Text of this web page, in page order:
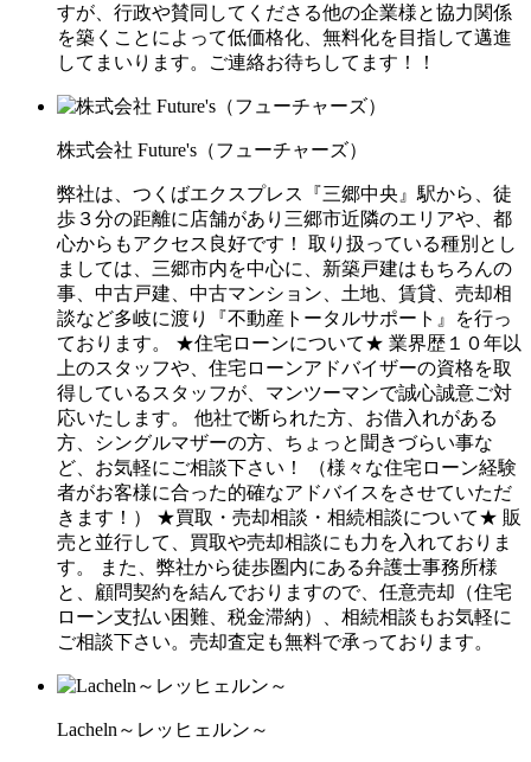
すが、行政や賛同してくださる他の企業様と協力関係
を築くことによって低価格化、無料化を目指して邁進
してまいります。ご連絡お待ちしてます！！
株式会社 Future's（フューチャーズ）
弊社は、つくばエクスプレス『三郷中央』駅から、徒
歩３分の距離に店舗があり三郷市近隣のエリアや、都
心からもアクセス良好です！ 取り扱っている種別とし
ましては、三郷市内を中心に、新築戸建はもちろんの
事、中古戸建、中古マンション、土地、賃貸、売却相
談など多岐に渡り『不動産トータルサポート』を行っ
ております。 ★住宅ローンについて★ 業界歴１０年以
上のスタッフや、住宅ローンアドバイザーの資格を取
得しているスタッフが、マンツーマンで誠心誠意ご対
応いたします。 他社で断られた方、お借入れがある
方、シングルマザーの方、ちょっと聞きづらい事な
ど、お気軽にご相談下さい！ （様々な住宅ローン経験
者がお客様に合った的確なアドバイスをさせていただ
きます！） ★買取・売却相談・相続相談について★ 販
売と並行して、買取や売却相談にも力を入れておりま
す。 また、弊社から徒歩圏内にある弁護士事務所様
と、顧問契約を結んでおりますので、任意売却（住宅
ローン支払い困難、税金滞納）、相続相談もお気軽に
ご相談下さい。売却査定も無料で承っております。
Lacheln～レッヒェルン～